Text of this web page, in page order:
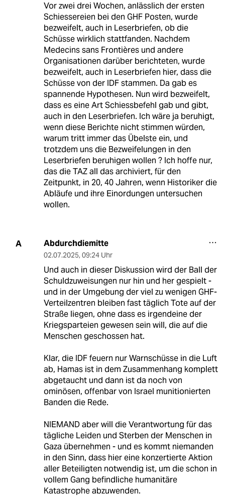
Vor zwei drei Wochen, anlässlich der ersten
Schiessereien bei den GHF Posten, wurde
bezweifelt, auch in Leserbriefen, ob die
Schüsse wirklich stattfanden. Nachdem
Medecins sans Frontières und andere
Organisationen darüber berichteten, wurde
bezweifelt, auch in Leserbriefen hier, dass die
Schüsse von der IDF stammen. Da gab es
spannende Hypothesen. Nun wird bezweifelt,
dass es eine Art Schiessbefehl gab und gibt,
auch in den Leserbriefen. Ich wäre ja beruhigt,
wenn diese Berichte nicht stimmen würden,
warum tritt immer das Übelste ein, und
trotzdem uns die Bezweifelungen in den
Leserbriefen beruhigen wollen ? Ich hoffe nur,
das die TAZ all das archiviert, für den
Zeitpunkt, in 20, 40 Jahren, wenn Historiker die
Abläufe und ihre Einordungen untersuchen
wollen.
A Abdurchdiemitte
02.07.2025, 09:24 Uhr
Und auch in dieser Diskussion wird der Ball der
Schuldzuweisungen nur hin und her gespielt -
und in der Umgebung der viel zu wenigen GHF-
Verteilzentren bleiben fast täglich Tote auf der
Straße liegen, ohne dass es irgendeine der
Kriegsparteien gewesen sein will, die auf die
Menschen geschossen hat.
Klar, die IDF feuern nur Warnschüsse in die Luft
ab, Hamas ist in dem Zusammenhang komplett
abgetaucht und dann ist da noch von
ominösen, offenbar von Israel munitionierten
Banden die Rede.
NIEMAND aber will die Verantwortung für das
tägliche Leiden und Sterben der Menschen in
Gaza übernehmen - und es kommt niemanden
in den Sinn, dass hier eine konzertierte Aktion
aller Beteiligten notwendig ist, um die schon in
vollem Gang befindliche humanitäre
Katastrophe abzuwenden.